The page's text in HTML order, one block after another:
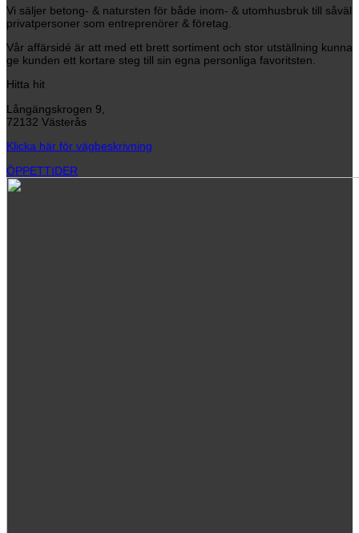
Vi säljer betong- & natursten för både inom- & utomhusbruk till såväl
privatpersoner som entreprenörer & företag.
Vår affärsidé är att med ett brett sortiment och stor utställning kunna
ge kunden ett kortare steg till sin egna personliga favoritsten.
Hitta hit
Långängskrogen 9,
72132 Västerås
Klicka här för vägbeskrivning
ÖPPETTIDER